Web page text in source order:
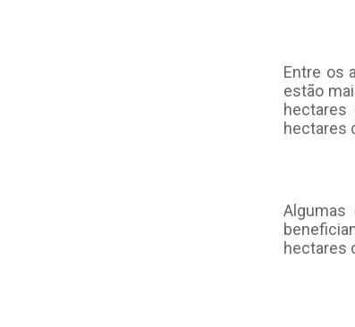
Entre os
estão
hectares
hectares
hectares